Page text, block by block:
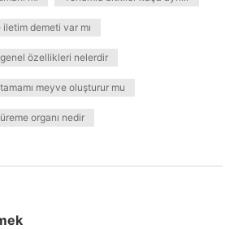
demeti var mı
özellikleri nelerdir
meyve oluşturur mu
organı nedir